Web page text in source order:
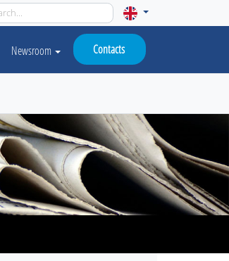
Newsroom Contacts
any questions. No